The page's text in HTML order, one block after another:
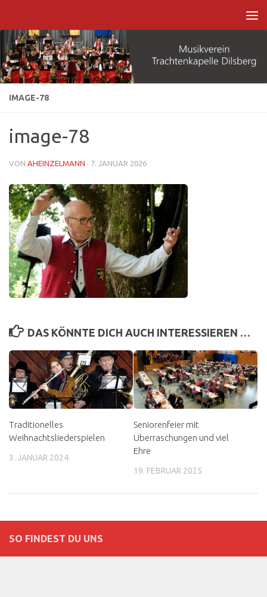
IMAGE-78
image-78
VON AHEINZELMANN · 7. JANUAR 2026
DAS KÖNNTE DICH AUCH INTERESSIEREN …
Traditionelles
Weihnachtsliederspielen
3. JANUAR 2024
Seniorenfeier mit
Überraschungen und viel
Ehre
19. FEBRUAR 2025
SO FINDEST DU UNS